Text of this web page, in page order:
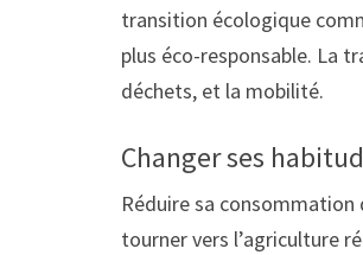
transition écologique
plus éco-responsable. La
déchets, et la mobilité.
Changer ses
Réduire sa
tourner vers l’agriculture